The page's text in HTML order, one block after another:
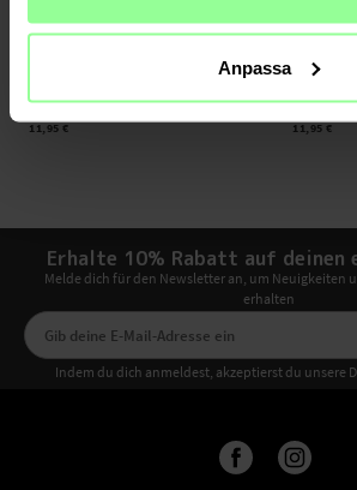
Anpassa
Auf Lager
Motorola Moto E13 Hülle TPU
11,95 €
Auf Lager
Motorola
11,95 €
Erhalte 10% Rabatt auf deinen
Melde dich für den Newsletter an, um Neuigkeiten
erhalten
Indem du dich anmeldest, akzeptierst du unsere